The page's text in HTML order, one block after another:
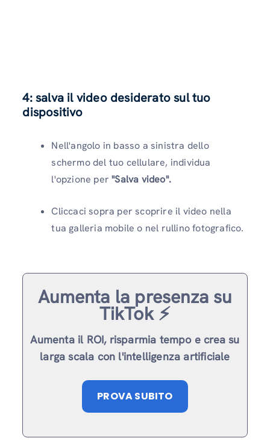
4: salva il video desiderato sul tuo
dispositivo
Nell'angolo in basso a sinistra dello
schermo del tuo cellulare, individua
l'opzione per"Salva video".
Cliccaci sopra per scoprire il video nella
tua galleria mobile o nel rullino fotografico.
Aumenta la presenza su
TikTok ⚡️
Aumenta il ROI, risparmia tempo e crea su
larga scala con l'intelligenza artificiale
PROVA SUBITO